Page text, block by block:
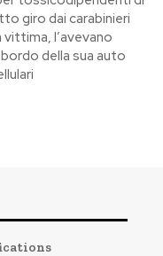
giro dai carabinieri
l’avevano
della sua auto